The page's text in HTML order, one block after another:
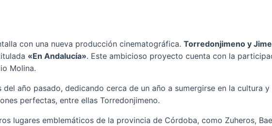
con una nueva producción cinematográfica. Torredonjimeno y
«En Andalucía». Este ambicioso proyecto cuenta con la
Molina.
año pasado, dedicando cerca de un año a sumergirse en la cultura
perfectas, entre ellas Torredonjimeno.
lugares emblemáticos de la provincia de Córdoba, como Zuheros,